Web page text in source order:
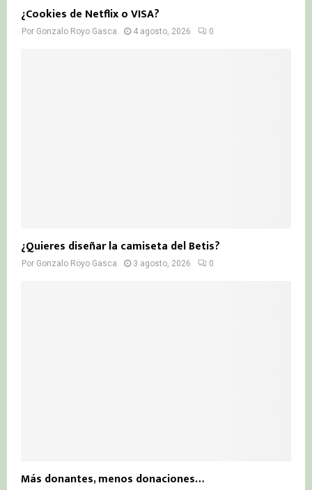
¿Cookies de Netflix o VISA?
Por Gonzalo Royo Gasca 4 agosto, 2026 0
¿Quieres diseñar la camiseta del Betis?
Por Gonzalo Royo Gasca 3 agosto, 2026 0
Más donantes, menos donaciones…